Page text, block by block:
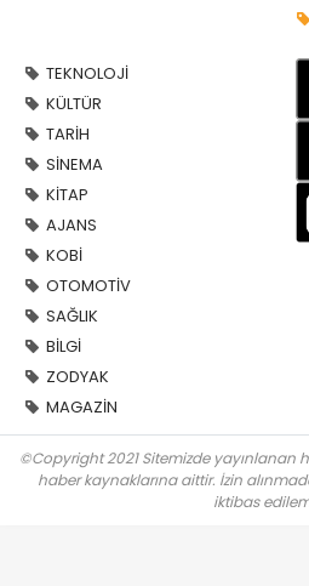
TEKNOLOJİ
KÜLTÜR
TARİH
SİNEMA
KİTAP
AJANS
KOBİ
OTOMOTİV
SAĞLIK
BİLGİ
ZODYAK
MAGAZİN
©Copyright 2021 Sitemizde yayınlanan
haber kaynaklarına aittir. İzin
iktibas